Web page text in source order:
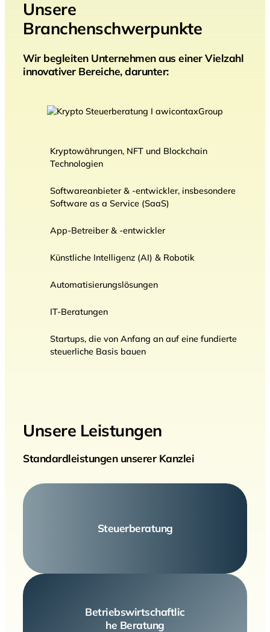
Unsere
Branchenschwerpunkte
Wir begleiten Unternehmen aus einer Vielzahl
innovativer Bereiche, darunter:
Kryptowährungen, NFT und Blockchain
Technologien
Softwareanbieter & -entwickler, insbesondere
Software as a Service (SaaS)
App-Betreiber & -entwickler
Künstliche Intelligenz (AI) & Robotik
Automatisierungslösungen
IT-Beratungen
Startups, die von Anfang an auf eine fundierte
steuerliche Basis bauen
Unsere Leistungen
Standardleistungen unserer Kanzlei
Steuerberatung
Betriebswirtschaftlic
he Beratung